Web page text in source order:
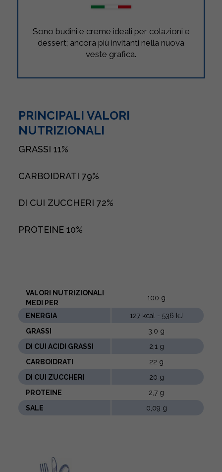
Sono budini e creme ideali per colazioni e
dessert; ancora più invitanti nella nuova
veste grafica.
PRINCIPALI VALORI
NUTRIZIONALI
GRASSI 11%
CARBOIDRATI 79%
DI CUI ZUCCHERI 72%
PROTEINE 10%
VALORI NUTRIZIONALI
MEDI PER
100 g
ENERGIA
127 kcal - 536 kJ
GRASSI
3,0 g
DI CUI ACIDI GRASSI
2,1 g
CARBOIDRATI
22 g
DI CUI ZUCCHERI
20 g
PROTEINE
2,7 g
SALE
0,09 g